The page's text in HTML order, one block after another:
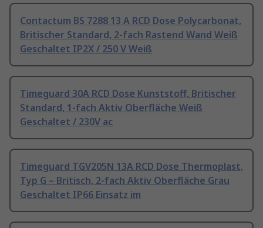
Contactum BS 7288 13 A RCD Dose Polycarbonat,
Britischer Standard, 2-fach Rastend Wand Weiß
Geschaltet IP2X / 250 V Weiß
Timeguard 30A RCD Dose Kunststoff, Britischer
Standard, 1-fach Aktiv Oberfläche Weiß
Geschaltet / 230V ac
Timeguard TGV205N 13A RCD Dose Thermoplast,
Typ G – Britisch, 2-fach Aktiv Oberfläche Grau
Geschaltet IP66 Einsatz im